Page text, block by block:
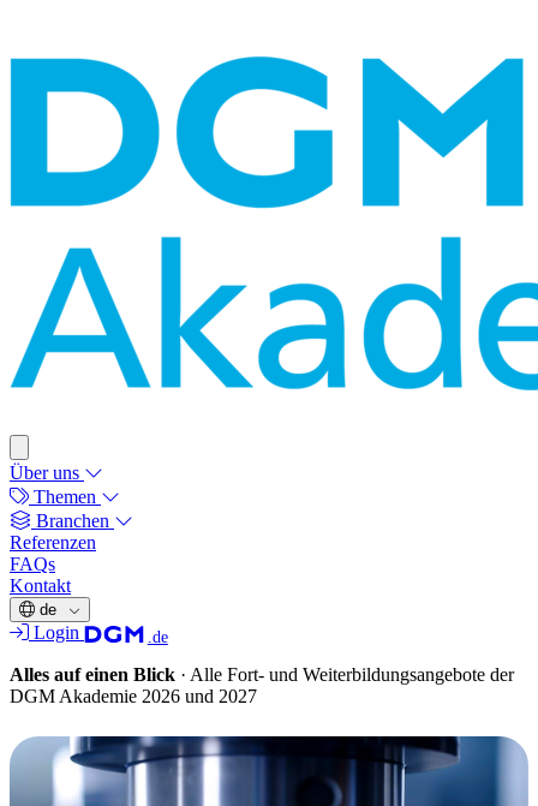
Über uns
Themen
Branchen
Referenzen
FAQs
Kontakt
de
Login .de
Alles auf einen Blick · Alle Fort- und Weiterbildungsangebote der
DGM Akademie 2026 und 2027
FORT- & WEITERBILDUNG
Dieser Termin liegt in der Vergangenheit.